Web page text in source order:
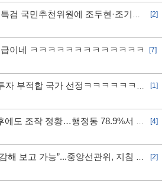
검 국민추천위원에 조두현·조기연
[2]
이네 ㅋㅋㅋㅋㅋㅋㅋㅋㅋㅋㅋㅋㅋ
[7]
자 부적합 국가 선정ㅋㅋㅋㅋㅋㅋㅋ
[1]
에도 조작 정황…행정동 78.9%서 오
[4]
해 보고 가능”...중앙선관위, 지침 정
[2]